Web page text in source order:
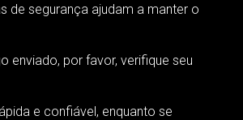
de segurança ajudam a manter o
enviado, por favor, verifique seu
e confiável, enquanto se